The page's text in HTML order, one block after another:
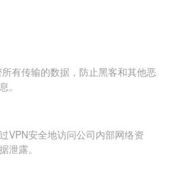
有传输的数据，防止黑客和其他恶
。
VPN安全地访问公司内部网络资
泄露。